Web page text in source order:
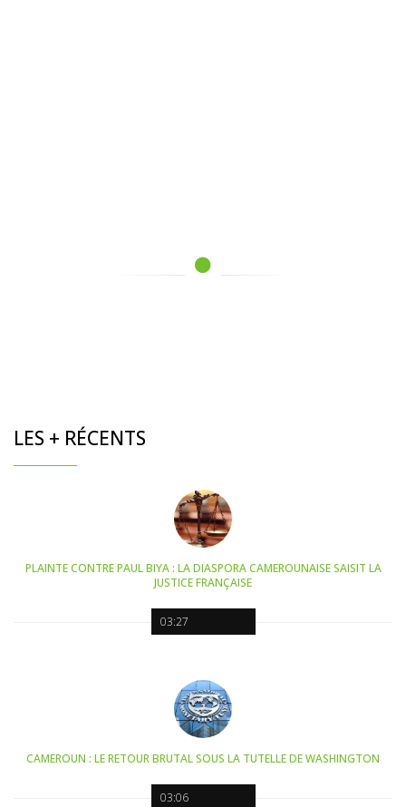
LES + RÉCENTS
03:27
PLAINTE CONTRE PAUL BIYA : LA DIASPORA CAMEROUNAISE SAISIT LA
JUSTICE FRANÇAISE
03:06
CAMEROUN : LE RETOUR BRUTAL SOUS LA TUTELLE DE WASHINGTON